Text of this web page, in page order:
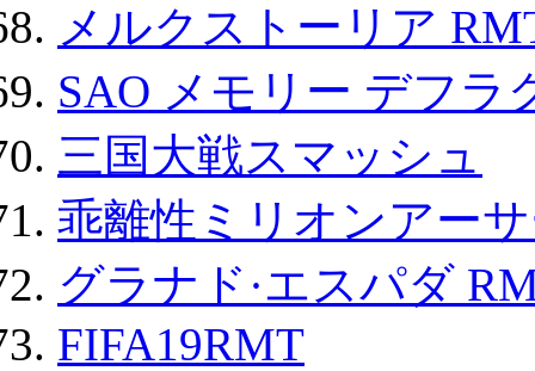
メルクストーリア
SAO メモリー デフラ
三国大戦スマッシュ
乖離性ミリオンアー
グラナド·エスパダ
FIFA19RMT